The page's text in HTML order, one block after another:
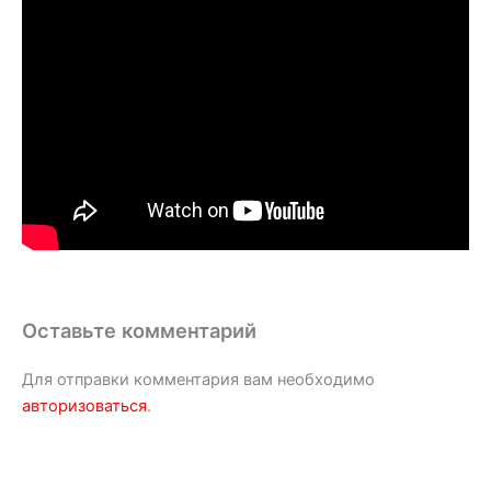
Оставьте комментарий
Для отправки комментария вам необходимо
авторизоваться.